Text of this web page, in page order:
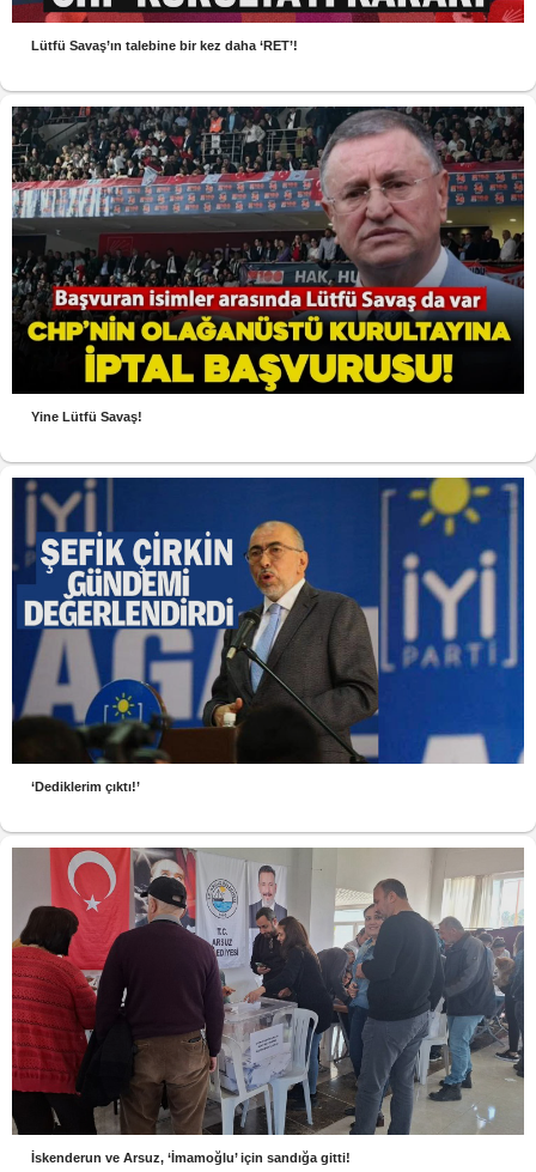
Lütfü Savaş’ın talebine bir kez daha ‘RET’!
Yine Lütfü Savaş!
‘Dediklerim çıktı!’
İskenderun ve Arsuz, ‘İmamoğlu’ için sandığa gitti!